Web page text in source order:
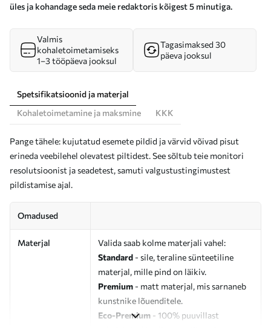
üles ja kohandage seda meie redaktoris kõigest 5 minutiga.
Valmis
kohaletoimetamiseks
1–3 tööpäeva jooksul
Tagasimaksed 30
päeva jooksul
Spetsifikatsioonid ja materjal
Kohaletoimetamine ja maksmine
KKK
Pange tähele: kujutatud esemete pildid ja värvid võivad pisut
erineda veebilehel olevatest piltidest. See sõltub teie monitori
resolutsioonist ja seadetest, samuti valgustustingimustest
pildistamise ajal.
Omadused
Materjal
Valida saab kolme materjali vahel:
Standard - sile, teraline sünteetiline
materjal, mille pind on läikiv.
Premium - matt materjal, mis sarnaneb
kunstnike lõuenditele.
Eco-Premium - 100% puuvillast